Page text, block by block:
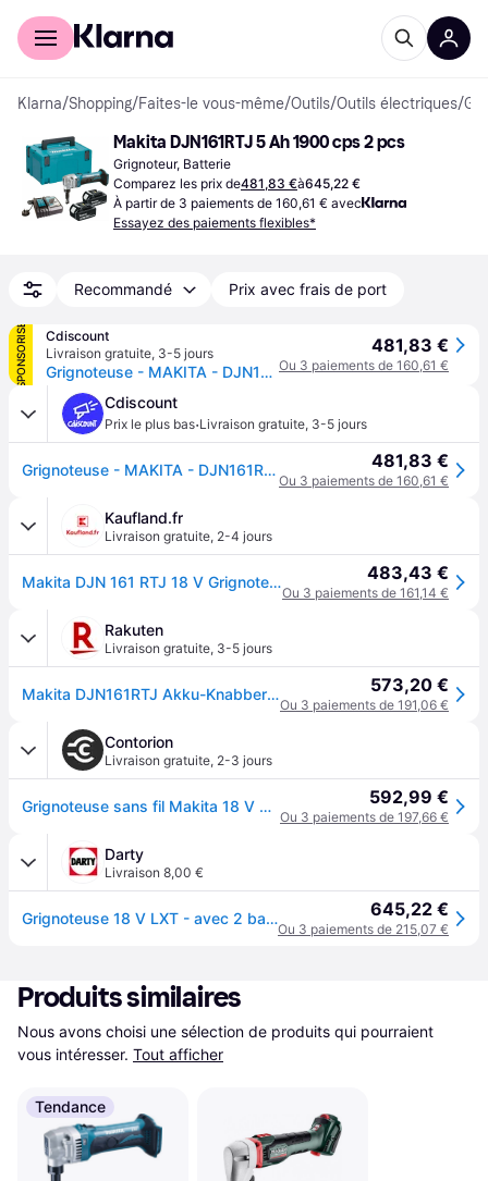
Acheter avec Klarna
Klarna/Shopping/Faites-le vous-même/Outils/Outils électriques/
Makita DJN161RTJ 5 Ah 1900 cps 2 pcs
Grignoteur, Batterie
Comparez les prix de481,83 €à645,22 €
À partir de 3 paiements de 160,61 € avec
Essayez des paiements flexibles*
Recommandé Prix avec frais de port
SPONSORISÉ
Cdiscount
Livraison gratuite, 3-5 jours
Grignoteuse - MAKITA - DJN161RTJ - Sans fil - Métal - 18 V
481,83 €
Ou 3 paiements de 160,61 €
Cdiscount
Prix le plus bas·Livraison gratuite, 3-5 jours
Grignoteuse - MAKITA - DJN161RTJ - Sans fil - Métal - 18 V 481,83 €
Ou 3 paiements de 160,61 €
Kaufland.fr
Livraison gratuite, 2-4 jours
Makita DJN 161 RTJ 18 V Grignoteuse sans fil + Coffret Makpac + 2x Batteries BL1850 5,0 Ah + Chargeur DC 18 RC 483,43 €
Ou 3 paiements de 161,14 €
Rakuten
Livraison gratuite, 3-5 jours
Makita DJN161RTJ Akku-Knabber DJN161RTJ 573,20 €
Ou 3 paiements de 191,06 €
Contorion
Livraison gratuite, 2-3 jours
Grignoteuse sans fil Makita 18 V DJN161RTJ 1,6mm 592,99 €
Ou 3 paiements de 197,66 €
Darty
Livraison 8,00 €
Grignoteuse 18 V LXT - avec 2 batteries 18V 5.0Ah - chargeur - MakPac - DJN161RTJ 645,22 €
Ou 3 paiements de 215,07 €
Produits similaires
Nous avons choisi une sélection de produits qui pourraient
vous intéresser. Tout afficher
Tendance